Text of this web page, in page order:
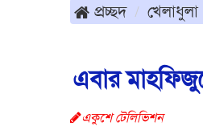
প্রচ্ছদ খেলাধুলা
এবার
একুশে টেলিভিশন